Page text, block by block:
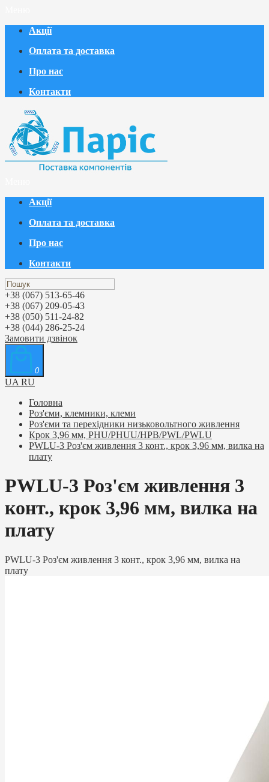
Акції
Оплата та доставка
Про нас
Контакти
Акції
Оплата та доставка
Про нас
Контакти
+38 (067) 513-65-46
+38 (067) 209-05-43
+38 (050) 511-24-82
+38 (044) 286-25-24
Замовити дзвінок
0
UA RU
Головна
Роз'єми, клемники, клеми
Роз'єми та перехідники низьковольтного живлення
Крок 3,96 мм, PHU/PHUU/HPB/PWL/PWLU
PWLU-3 Роз'єм живлення 3 конт., крок 3,96 мм, вилка на
плату
PWLU-3 Роз'єм живлення 3
конт., крок 3,96 мм, вилка на
плату
PWLU-3 Роз'єм живлення 3 конт., крок 3,96 мм, вилка на
плату